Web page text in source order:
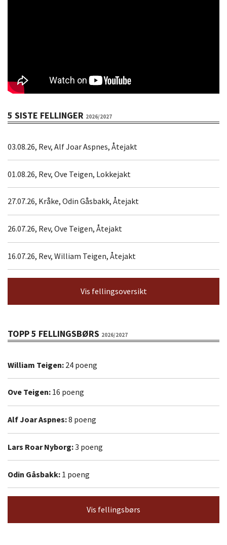
5 SISTE FELLINGER 2026/2027
03.08.26, Rev, Alf Joar Aspnes, Åtejakt
01.08.26, Rev, Ove Teigen, Lokkejakt
27.07.26, Kråke, Odin Gåsbakk, Åtejakt
26.07.26, Rev, Ove Teigen, Åtejakt
16.07.26, Rev, William Teigen, Åtejakt
Vis fellingsoversikt
TOPP 5 FELLINGSBØRS 2026/2027
William Teigen: 24 poeng
Ove Teigen: 16 poeng
Alf Joar Aspnes:8 poeng
Lars Roar Nyborg:3 poeng
Odin Gåsbakk: 1 poeng
Vis fellingsbørs